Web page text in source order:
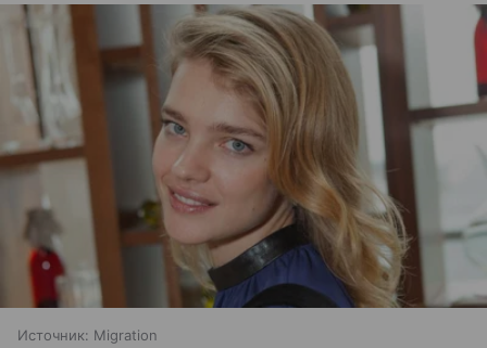
Источник: Migration